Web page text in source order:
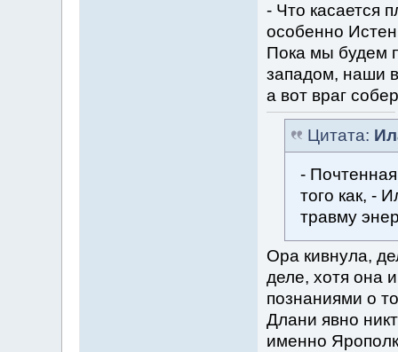
- Что касается
особенно
Пока мы будем
западом, наши
а вот враг
Цитата:
-
того как, -
травму
Ора кивнула,
деле, хотя она
познаниями о
Длани явно
именно